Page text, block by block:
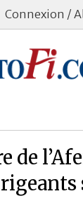
Connexion /
de